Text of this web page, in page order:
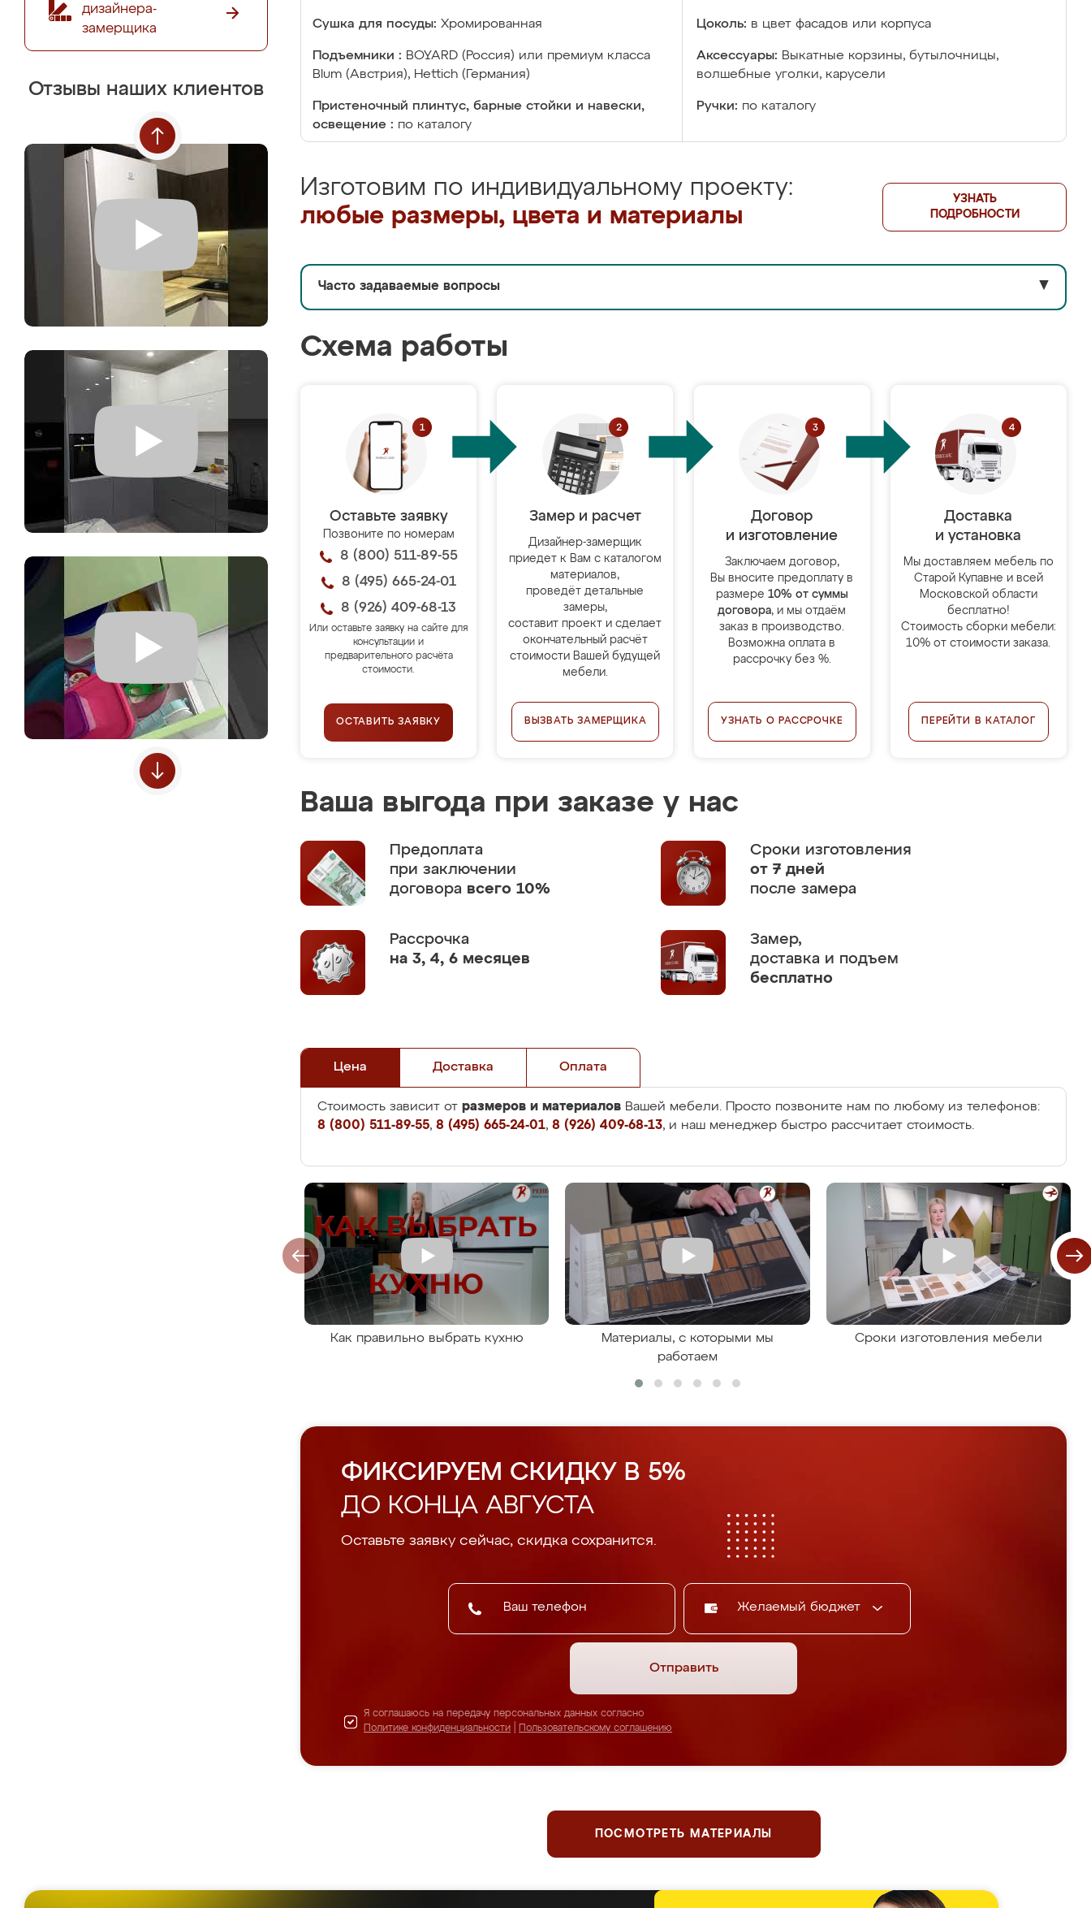
дизайнера-
замерщика
Отзывы наших клиентов
Сушка для посуды: Хромированная Цоколь: в цвет фасадов или корпуса
Подъемники : BOYARD (Россия) или премиум класса
Blum (Австрия), Hettich (Германия)
Аксессуары: Выкатные корзины, бутылочницы,
волшебные уголки, карусели
Пристеночный плинтус, барные стойки и навески,
освещение : по каталогу
Ручки: по каталогу
Изготовим по индивидуальному проекту:
любые размеры, цвета и материалы
УЗНАТЬ
ПОДРОБНОСТИ
Часто задаваемые вопросы ▼
Схема работы
Оставьте заявку
Позвоните по номерам
8 (800) 511-89-55
8 (495) 665-24-01
8 (926) 409-68-13
Или оставьте заявку на сайте для
консультации и
предварительного расчёта
стоимости.
ОСТАВИТЬ ЗАЯВКУ
Замер и расчет
Дизайнер-замерщик
приедет к Вам с каталогом
материалов,
проведёт детальные
замеры,
составит проект и сделает
окончательный расчёт
стоимости Вашей будущей
мебели.
ВЫЗВАТЬ ЗАМЕРЩИКА
Договор
и изготовление
Заключаем договор,
Вы вносите предоплату в
размере 10% от суммы
договора, и мы отдаём
заказ в производство.
Возможна оплата в
рассрочку без %.
УЗНАТЬ О РАССРОЧКЕ
Доставка
и установка
Мы доставляем мебель по
Старой Купавне и всей
Московской области
бесплатно!
Стоимость сборки мебели:
10% от стоимости заказа.
ПЕРЕЙТИ В КАТАЛОГ
Ваша выгода при заказе у нас
Предоплата
при заключении
договора всего 10%
Сроки изготовления
от 7 дней
после замера
Рассрочка
на 3, 4, 6 месяцев
Замер,
доставка и подъем
бесплатно
Цена Доставка Оплата
Стоимость зависит от размеров и материалов Вашей мебели. Просто позвоните нам по любому из телефонов:
8 (800) 511-89-55, 8 (495) 665-24-01, 8 (926) 409-68-13, и наш менеджер быстро рассчитает стоимость.
Как правильно выбрать кухню
Материалы, с которыми мы
работаем
Сроки изготовления мебели
ФИКСИРУЕМ СКИДКУ В 5%
ДО КОНЦА АВГУСТА
Оставьте заявку сейчас, скидка сохранится.
Желаемый бюджет
Отправить
Я соглашаюсь на передачу персональных данных согласно
Политике конфиденциальности
Пользовательскому соглашению
ПОСМОТРЕТЬ МАТЕРИАЛЫ